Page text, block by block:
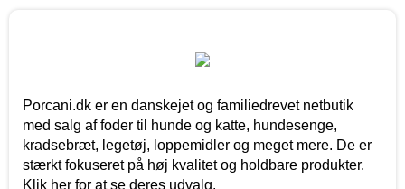
Porcani.dk er en danskejet og familiedrevet netbutik
med salg af foder til hunde og katte, hundesenge,
kradsebræt, legetøj, loppemidler og meget mere. De er
stærkt fokuseret på høj kvalitet og holdbare produkter.
Klik her for at se deres udvalg.